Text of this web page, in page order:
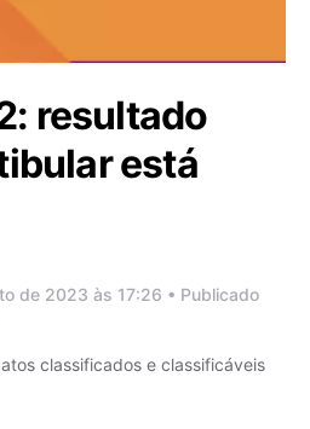
resultado
está
de 2023 às 17:26 • Publicado
classificados e classificáveis